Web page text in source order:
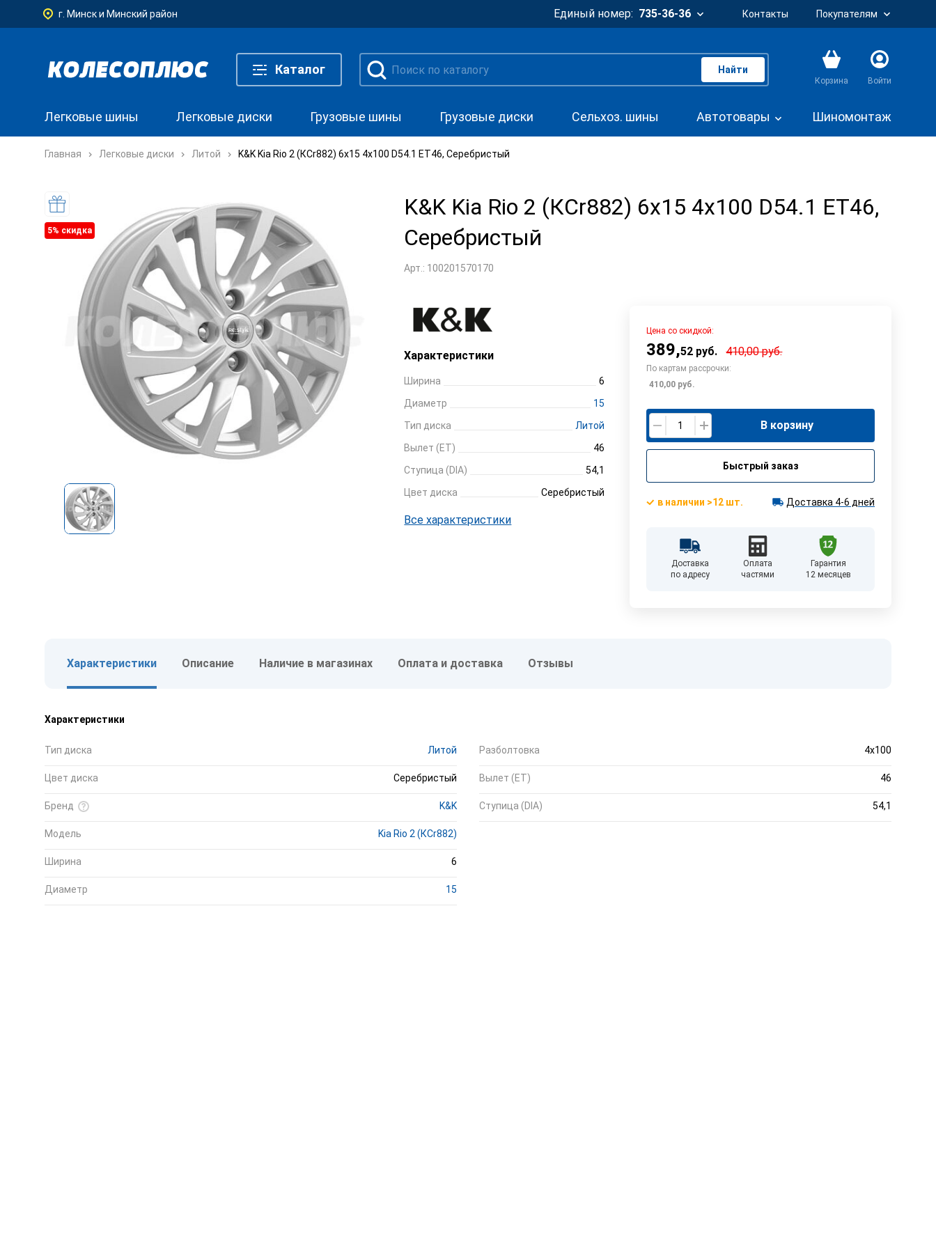
г. Минск и Минский район Единый номер: 735-36-36 Контакты Покупателям
Каталог Найти
Корзина Войти
Легковые шины Легковые диски Грузовые шины Грузовые диски Сельхоз. шины Автотовары Шиномонтаж
Главная Легковые диски Литой K&K Kia Rio 2 (КСr882) 6x15 4x100 D54.1 ET46, Серебристый
5% cкидка
K&K Kia Rio 2 (КСr882) 6x15 4x100 D54.1 ET46,
Серебристый
Арт.: 100201570170
Характеристики
Ширина
6
Диаметр
15
Тип диска
Литой
Вылет (ET)
46
Ступица (DIA)
54,1
Цвет диска
Серебристый
Все характеристики
Цена со скидкой:
389,52 руб. 410,00руб.
По картам рассрочки:
410,00 руб.
В корзину
Быстрый заказ
в наличии >12 шт. Доставка 4-6 дней
Доставка
по адресу
Оплата
частями
Гарантия
12 месяцев
Характеристики Описание Наличие в магазинах Оплата и доставка Отзывы
Характеристики
Тип диска Литой
Цвет диска Серебристый
Бренд K&K
Модель Kia Rio 2 (КСr882)
Ширина 6
Диаметр 15
Разболтовка 4x100
Вылет (ET) 46
Ступица (DIA) 54,1